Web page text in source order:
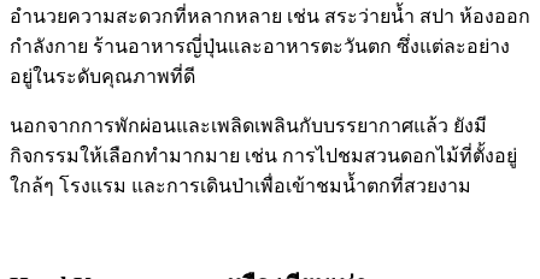
อำนวยความสะดวกที่หลากหลาย เช่น สระว่ายน้ำ สปา ห้องออก
กำลังกาย ร้านอาหารญี่ปุ่นและอาหารตะวันตก ซึ่งแต่ละอย่าง
อยู่ในระดับคุณภาพที่ดี
นอกจากการพักผ่อนและเพลิดเพลินกับบรรยากาศแล้ว ยังมี
กิจกรรมให้เลือกทำมากมาย เช่น การไปชมสวนดอกไม้ที่ตั้งอยู่
ใกล้ๆ โรงแรม และการเดินป่าเพื่อเข้าชมน้ำตกที่สวยงาม